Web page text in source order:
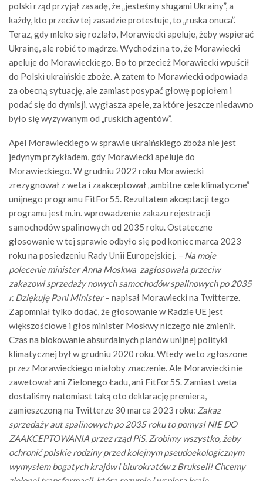
polski rząd przyjął zasadę, że „jesteśmy sługami Ukrainy”, a
każdy, kto przeciw tej zasadzie protestuje, to „ruska onuca”.
Teraz, gdy mleko się rozlało, Morawiecki apeluje, żeby wspierać
Ukrainę, ale robić to mądrze. Wychodzi na to, że Morawiecki
apeluje do Morawieckiego. Bo to przecież Morawiecki wpuścił
do Polski ukraińskie zboże. A zatem to Morawiecki odpowiada
za obecną sytuację, ale zamiast posypać głowę popiołem i
podać się do dymisji, wygłasza apele, za które jeszcze niedawno
było się wyzywanym od „ruskich agentów”.
Apel Morawieckiego w sprawie ukraińskiego zboża nie jest
jedynym przykładem, gdy Morawiecki apeluje do
Morawieckiego. W grudniu 2022 roku Morawiecki
zrezygnował z weta i zaakceptował „ambitne cele klimatyczne”
unijnego programu FitFor55. Rezultatem akceptacji tego
programu jest m.in. wprowadzenie zakazu rejestracji
samochodów spalinowych od 2035 roku. Ostateczne
głosowanie w tej sprawie odbyło się pod koniec marca 2023
roku na posiedzeniu Rady Unii Europejskiej. – Na moje
polecenie minister Anna Moskwa zagłosowała przeciw
zakazowi sprzedaży nowych samochodów spalinowych po 2035
r. Dziękuję Pani Minister– napisał Morawiecki na Twitterze.
Zapomniał tylko dodać, że głosowanie w Radzie UE jest
większościowe i głos minister Moskwy niczego nie zmienił.
Czas na blokowanie absurdalnych planów unijnej polityki
klimatycznej był w grudniu 2020 roku. Wtedy weto zgłoszone
przez Morawieckiego miałoby znaczenie. Ale Morawiecki nie
zawetował ani Zielonego Ładu, ani FitFor55. Zamiast weta
dostaliśmy natomiast taką oto deklarację premiera,
zamieszczoną na Twitterze 30 marca 2023 roku: Zakaz
sprzedaży aut spalinowych po 2035 roku to pomysł NIE DO
ZAAKCEPTOWANIA przez rząd PiS. Zrobimy wszystko, żeby
ochronić polskie rodziny przed kolejnym pseudoekologicznym
wymysłem bogatych krajów i biurokratów z Brukseli! Chcemy